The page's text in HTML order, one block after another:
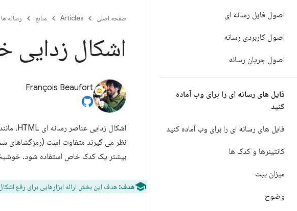
اصول فایل رسانه ای
اصول کاربردی رسانه
اصول جریان رسانه
فایل های رسانه ای را برای وب آماده
کنید
فایل های رسانه ای را برای وب آماده کنید
کانتینرها و کدک ها
میزان بیت
وضوح
صفحه اصلی Articles منابع رسانه ها
اشکال
François Beaufort
اشکال زدایی عناصر رسانه ای HTML، مانند
نظر می گیرند متفاوت است (رمزگشاهای
بیشتر یک کدک خاص استفاده شود.
هدف: هدف این بخش ارائه ابزارهایی برای رفع